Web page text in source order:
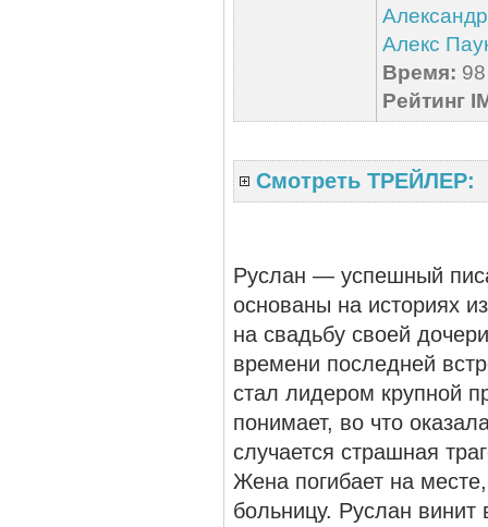
Алекс
Время:
Рейтинг
Смотреть ТРЕЙЛЕР:
Руслан — успешный
основаны на историях
на свадьбу своей
времени последней
стал лидером крупной
понимает, во что
случается страшная
Жена погибает на
больницу. Руслан